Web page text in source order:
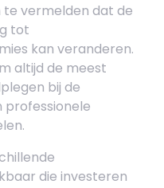
vermelden dat de
tot
kan veranderen.
altijd de meest
bij de
professionele
die investeren